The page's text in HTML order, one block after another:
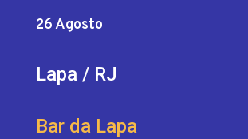
26 Agosto
Lapa / RJ
Bar da Lapa